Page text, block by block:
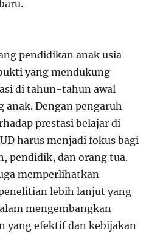
pendidikan anak usia
yang mendukung
di tahun-tahun awal
anak. Dengan pengaruh
prestasi belajar di
harus menjadi fokus bagi
pendidik, dan orang tua.
memperlihatkan
lebih lanjut yang
mengembangkan
yang efektif dan kebijakan